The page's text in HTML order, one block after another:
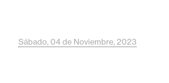
Sábado, 04 de Noviembre, 2023